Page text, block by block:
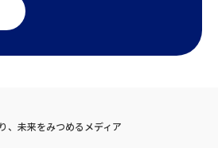
、未来をみつめるメディア